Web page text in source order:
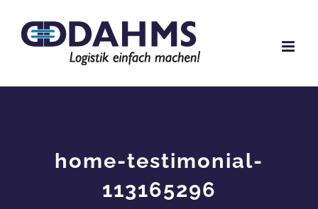
Inhalt
home-testimonial-
113165296